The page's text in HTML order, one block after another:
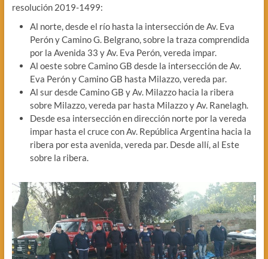
resolución 2019-1499:
Al norte, desde el río hasta la intersección de Av. Eva
Perón y Camino G. Belgrano, sobre la traza comprendida
por la Avenida 33 y Av. Eva Perón, vereda impar.
Al oeste sobre Camino GB desde la intersección de Av.
Eva Perón y Camino GB hasta Milazzo, vereda par.
Al sur desde Camino GB y Av. Milazzo hacia la ribera
sobre Milazzo, vereda par hasta Milazzo y Av. Ranelagh.
Desde esa intersección en dirección norte por la vereda
impar hasta el cruce con Av. República Argentina hacia la
ribera por esta avenida, vereda par. Desde allí, al Este
sobre la ribera.